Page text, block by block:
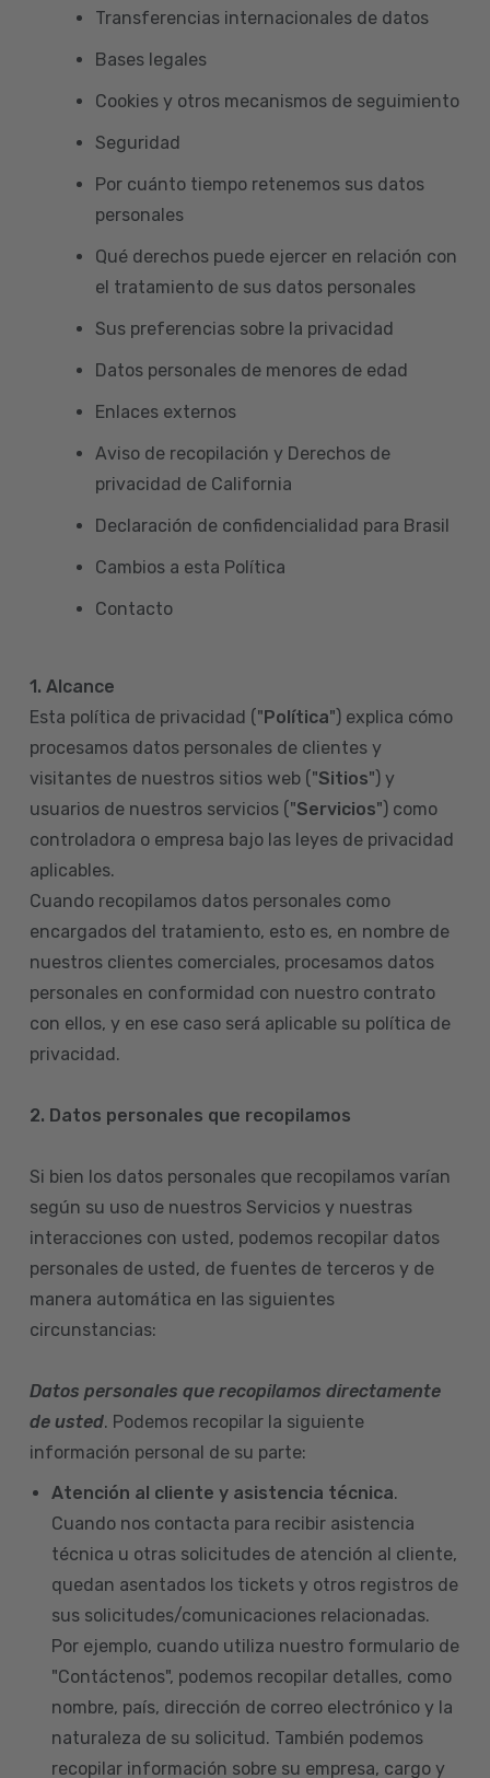
Transferencias internacionales de datos
Bases legales
Cookies y otros mecanismos de seguimiento
Seguridad
Por cuánto tiempo retenemos sus datos
personales
Qué derechos puede ejercer en relación con
el tratamiento de sus datos personales
Sus preferencias sobre la privacidad
Datos personales de menores de edad
Enlaces externos
Aviso de recopilación y Derechos de
privacidad de California
Declaración de confidencialidad para Brasil
Cambios a esta Política
Contacto
1. Alcance
Esta política de privacidad ("Política") explica cómo
procesamos datos personales de clientes y
visitantes de nuestros sitios web ("Sitios") y
usuarios de nuestros servicios ("Servicios") como
controladora o empresa bajo las leyes de privacidad
aplicables.
Cuando recopilamos datos personales como
encargados del tratamiento, esto es, en nombre de
nuestros clientes comerciales, procesamos datos
personales en conformidad con nuestro contrato
con ellos, y en ese caso será aplicable su política de
privacidad.
2. Datos personales que recopilamos
Si bien los datos personales que recopilamos varían
según su uso de nuestros Servicios y nuestras
interacciones con usted, podemos recopilar datos
personales de usted, de fuentes de terceros y de
manera automática en las siguientes
circunstancias:
Datos personales que recopilamos directamente
de usted. Podemos recopilar la siguiente
información personal de su parte:
Atención al cliente y asistencia técnica.
Cuando nos contacta para recibir asistencia
técnica u otras solicitudes de atención al cliente,
quedan asentados los tickets y otros registros de
sus solicitudes/comunicaciones relacionadas.
Por ejemplo, cuando utiliza nuestro formulario de
"Contáctenos", podemos recopilar detalles, como
nombre, país, dirección de correo electrónico y la
naturaleza de su solicitud. También podemos
recopilar información sobre su empresa, cargo y